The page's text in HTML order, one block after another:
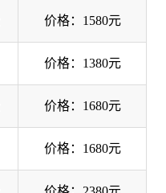
价格：1580元
价格：1380元
价格：1680元
价格：1680元